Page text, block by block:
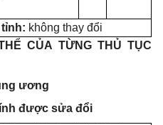
không thay đổi
CỦA TỪNG THỦ TỤC
ương
được sửa đổi